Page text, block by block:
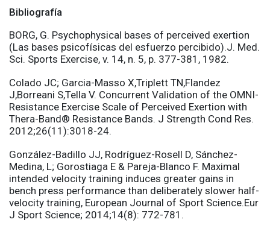
Bibliografía
BORG, G. Psychophysical bases of perceived exertion
(Las bases psicofísicas del esfuerzo percibido).J. Med.
Sci. Sports Exercise, v. 14, n. 5, p. 377-381, 1982.
Colado JC; Garcia-Masso X,Triplett TN,Flandez
J,Borreani S,Tella V. Concurrent Validation of the OMNI-
Resistance Exercise Scale of Perceived Exertion with
Thera-Band® Resistance Bands. J Strength Cond Res.
2012;26(11):3018-24.
González-Badillo JJ, Rodríguez-Rosell D, Sánchez-
Medina, L; Gorostiaga E & Pareja-Blanco F. Maximal
intended velocity training induces greater gains in
bench press performance than deliberately slower half-
velocity training, European Journal of Sport Science.Eur
J Sport Science; 2014;14(8): 772-781.